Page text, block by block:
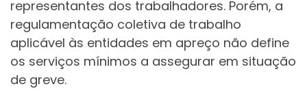
representantes dos trabalhadores. Porém, a
regulamentação coletiva de trabalho
aplicável às entidades em apreço não define
os serviços mínimos a assegurar em situação
de greve.